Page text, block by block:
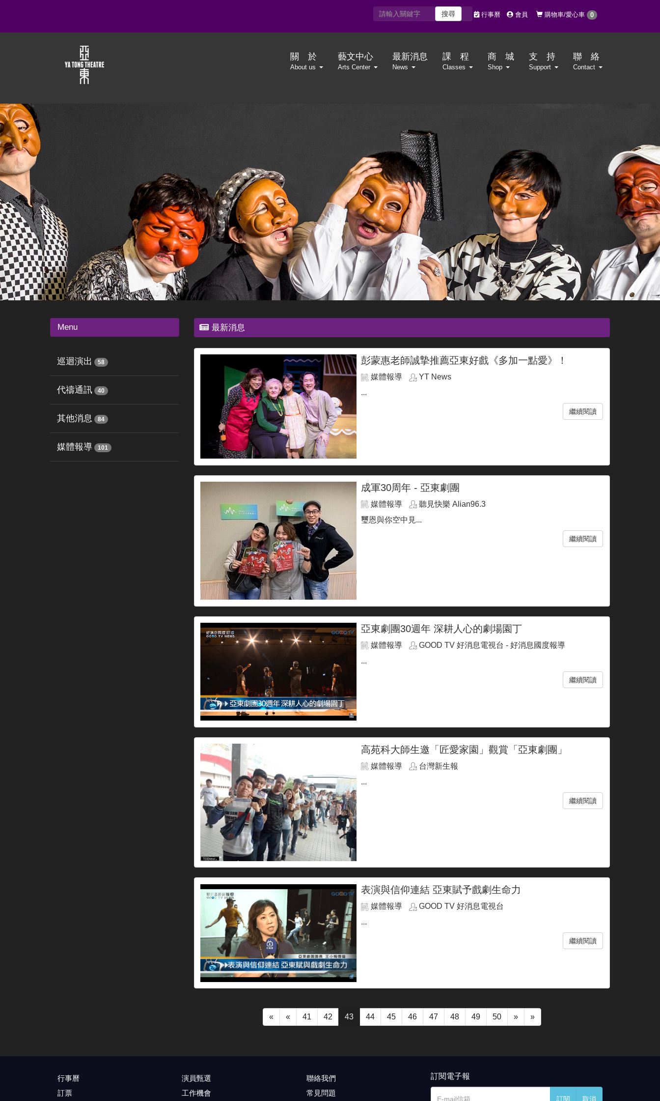
購物車/愛心車 0
行事曆 會員
搜尋
關 於
About us
藝文中心
Arts Center
最新消息
News
課 程
Classes
商 城
Shop
支 持
Support
聯 絡
Contact
Menu
巡迴演出 58
代禱通訊 40
其他消息 84
媒體報導 101
最新消息
彭蒙惠老師誠摯推薦亞東好戲《多加一點愛》！
媒體報導
YT News
...
繼續閱讀
成軍30周年 - 亞東劇團
媒體報導
聽見快樂 Alian96.3
璽恩與你空中見...
繼續閱讀
亞東劇團30週年 深耕人心的劇場園丁
媒體報導
GOOD TV 好消息電視台 - 好消息國度報導
...
繼續閱讀
高苑科大師生邀「匠愛家園」觀賞「亞東劇團」
媒體報導
台灣新生報
...
繼續閱讀
表演與信仰連結 亞東賦予戲劇生命力
媒體報導
GOOD TV 好消息電視台
...
繼續閱讀
« « 41 42 43 44 45 46 47 48 49 50 » »
行事曆
訂票
演員甄選
工作機會
聯絡我們
常見問題
訂閱電子報
訂閱 取消